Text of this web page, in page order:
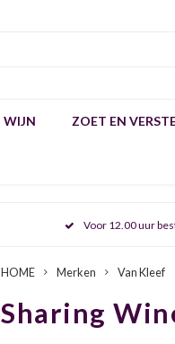
WIJN ZOET EN
Voor 12.00 uur
HOME Merken Van Kleef
Sharing